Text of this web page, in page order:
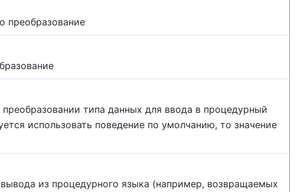
преобразование
типа данных для ввода в процедурный
использовать поведение по умолчанию, то значение
из процедурного языка (например, возвращаемых